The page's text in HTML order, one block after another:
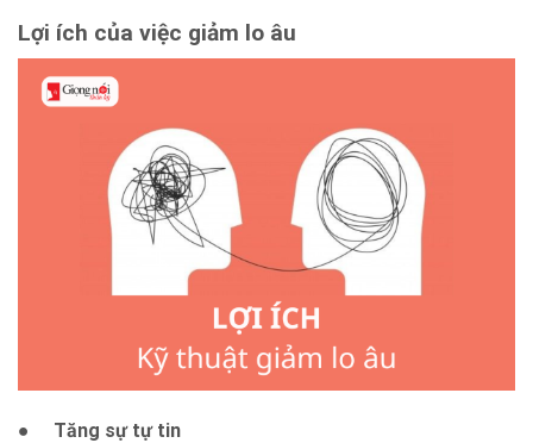
Lợi ích của việc giảm lo âu
● Tăng sự tự tin